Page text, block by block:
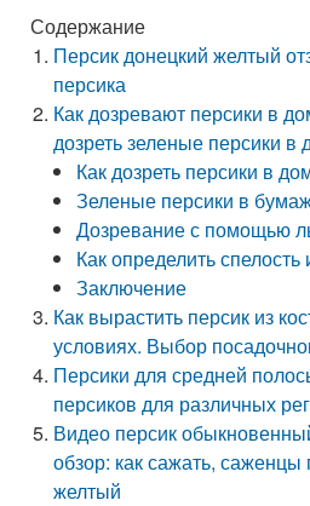
Содержание
Персик донецкий желтый
персика
Как дозревают персики в
дозреть зеленые персики
Как дозреть персики в
Зеленые персики в
Дозревание с помощью
Как определить
Заключение
Как вырастить персик из
условиях. Выбор
Персики для средней
персиков для различных
Видео персик
обзор: как сажать, саженцы
желтый